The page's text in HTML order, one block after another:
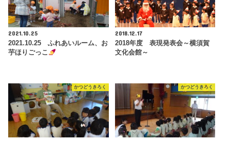
2021.10.25
2021.10.25 ふれあいルーム、お
芋ほりごっこ
2018.12.17
2018年度 表現発表会～横須賀
文化会館～
かつどうきろく かつどうきろく